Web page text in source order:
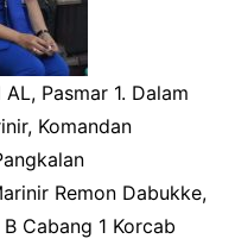
AL, Pasmar 1. Dalam
Komandan
Remon Dabukke,
Cabang 1 Korcab